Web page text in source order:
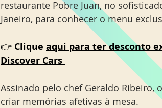
restaurante Pobre Juan, no
Janeiro, para conhecer o menu
👉 Clique aqui para ter desconto
Discover Cars
Assinado pelo chef Geraldo Ribeiro,
criar memórias afetivas à mesa.